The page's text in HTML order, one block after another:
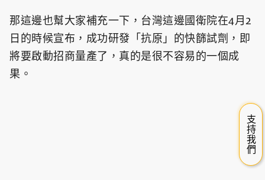
那這邊也幫大家補充一下，台灣這邊國衛院在4月2
日的時候宣布，成功研發「抗原」的快篩試劑，即
將要啟動招商量產了，真的是很不容易的一個成
果。
支持我們